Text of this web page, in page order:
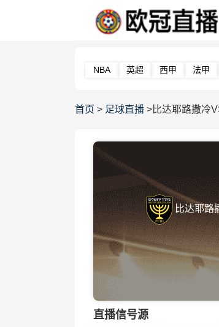
NBA 英超 西甲 法甲
首页 > 足球直播 >比达耶路撒冷
比达耶路
直播信号源